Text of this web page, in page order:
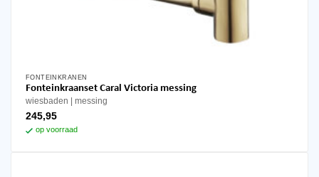
FONTEINKRANEN
Fonteinkraanset Caral Victoria messing
wiesbaden messing
245,95
op voorraad